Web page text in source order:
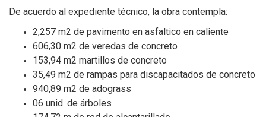
De acuerdo al expediente técnico, la obra contempla:
2,257 m2 de pavimento en asfaltico en caliente
606,30 m2 de veredas de concreto
153,94 m2 martillos de concreto
35,49 m2 de rampas para discapacitados de concreto
940,89 m2 de adograss
06 unid. de árboles